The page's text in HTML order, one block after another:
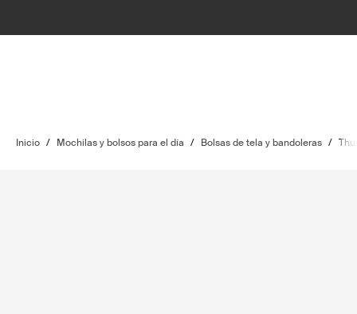
Inicio / Mochilas y bolsos para el día / Bolsas de tela y bandoleras /